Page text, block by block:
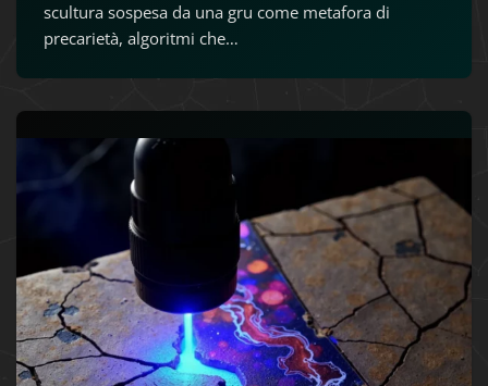
scultura sospesa da una gru come metafora di
precarietà, algoritmi che…